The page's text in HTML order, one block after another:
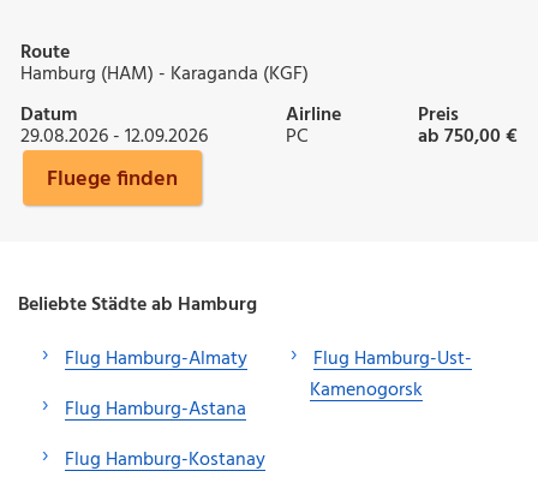
Route
Hamburg (HAM) - Karaganda (KGF)
Datum
29.08.2026 - 12.09.2026
Airline
PC
Preis
ab 750,00 €
Fluege finden
Beliebte Städte ab Hamburg
Flug Hamburg-Almaty
Flug Hamburg-Astana
Flug Hamburg-Kostanay
Flug Hamburg-Ust-
Kamenogorsk